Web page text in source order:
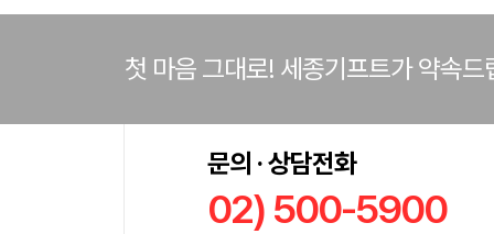
첫 마음 그대로! 세종기프트가 약속드
문의 · 상담전화
02) 500-5900